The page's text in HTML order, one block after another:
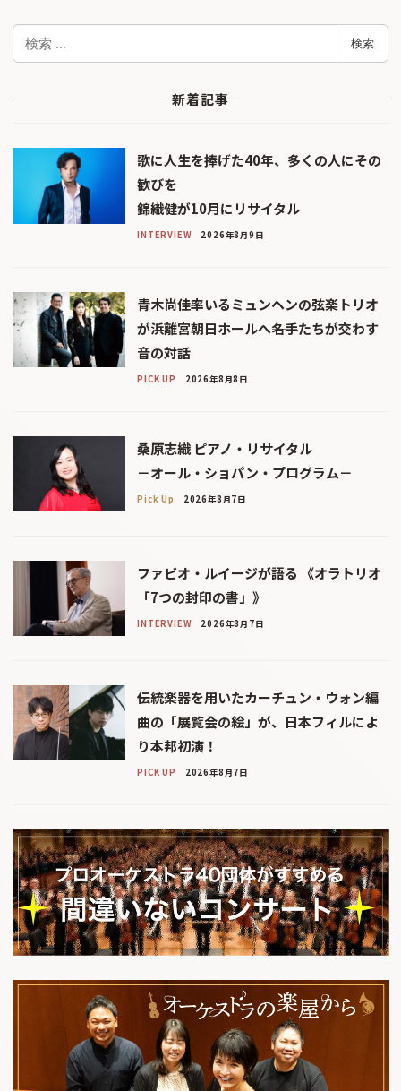
検索
新着記事
歌に人生を捧げた40年、多くの人にその
歓びを
錦織健が10月にリサイタル
INTERVIEW 2026年8月9日
青木尚佳率いるミュンヘンの弦楽トリオ
が浜離宮朝日ホールへ――名手たちが交わす
音の対話
PICK UP 2026年8月8日
桑原志織 ピアノ・リサイタル
－オール・ショパン・プログラム－
Pick Up 2026年8月7日
ファビオ・ルイージが語る 《オラトリオ
「7つの封印の書」》
INTERVIEW 2026年8月7日
伝統楽器を用いたカーチュン・ウォン編
曲の「展覧会の絵」が、日本フィルによ
り本邦初演！
PICK UP 2026年8月7日